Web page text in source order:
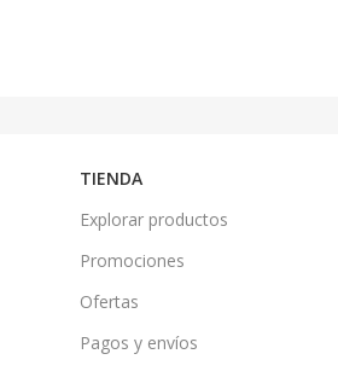
TIENDA
Explorar productos
Promociones
Ofertas
Pagos y envíos